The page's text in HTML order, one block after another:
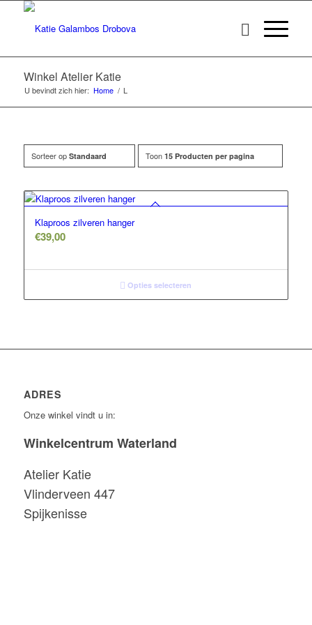
Winkel Atelier Katie
U bevindt zich hier: Home / L
Sorteer op Standaard Toon 15 Producten per pagina
Klaproos zilveren hanger
€39,00
Opties selecteren
ADRES
Onze winkel vindt u in:
Winkelcentrum Waterland
Atelier Katie
Vlinderveen 447
Spijkenisse